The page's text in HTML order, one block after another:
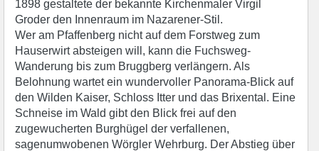
1898 gestaltete der bekannte Kirchenmaler Virgil
Groder den Innenraum im Nazarener-Stil.
Wer am Pfaffenberg nicht auf dem Forstweg zum
Hauserwirt absteigen will, kann die Fuchsweg-
Wanderung bis zum Bruggberg verlängern. Als
Belohnung wartet ein wundervoller Panorama-Blick auf
den Wilden Kaiser, Schloss Itter und das Brixental. Eine
Schneise im Wald gibt den Blick frei auf den
zugewucherten Burghügel der verfallenen,
sagenumwobenen Wörgler Wehrburg. Der Abstieg über